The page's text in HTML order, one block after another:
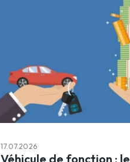
17.07.2026
Véhicule de fonction : le